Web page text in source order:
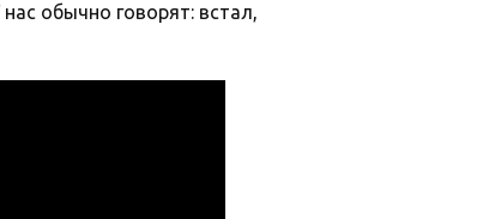
обычно говорят: встал,